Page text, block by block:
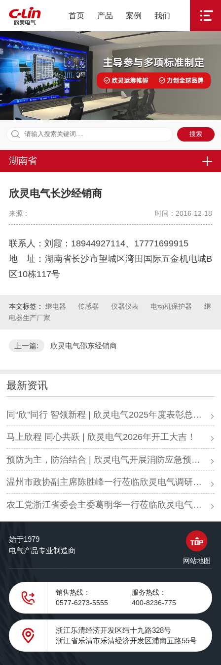
首页 产品 案例 我们
湖南省
欣灵电气长沙经销商
来源： 时间：2016-12-18
联系人：刘霞：18944927114、17771699915
地 址：湖南省长沙市望城区湾田国际五金机电城B
区10栋117号
本文标签： 继电器 传感器 仪器仪表 电动机保护器
继
电器生产厂家
上一篇: 欣灵电气邵东经销商
最新资讯
同“欣”同行 智领新程 | 欣灵电气2025年度表彰总结大会暨新年酒会成功举办！
马上欣程 同心共跃 | 欣灵电气2026年开工大吉！
预防为主，防治结合 | 欣灵电气开展消防应急预案演练活动
温州市政协副主席陈胜峰一行莅临欣灵电气调研指导
农工党浙江省委会主委葛明华一行莅临欣灵电气考察调研
始于1979
电气产品专业制造商
网站地图
销售热线：
0577-6273-5555
服务热线：
400-8236-775
浙江乐清经济开发区纬十九路328号
浙江省乐清市乐清经济开发区浦南五路55号